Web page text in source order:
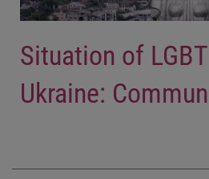
Situation of
Ukraine: